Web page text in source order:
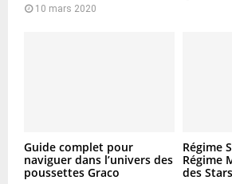
10 mars 2020
Guide complet pour
naviguer dans l’univers des
poussettes Graco
Régime
Régime
des Stars